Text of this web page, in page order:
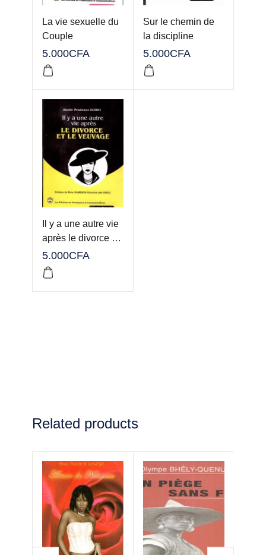
La vie sexuelle du
Couple
5.000CFA
Sur le chemin de
la discipline
5.000CFA
Il y a une autre vie
après le divorce et
le veuvage
5.000CFA
Related products